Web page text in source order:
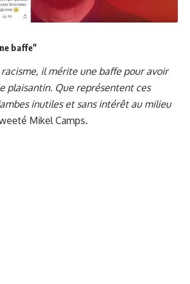
baffe"
racisme, il mérite une baffe pour avoir
plaisantin. Que représentent ces
inutiles et sans intérêt au milieu
Mikel Camps.